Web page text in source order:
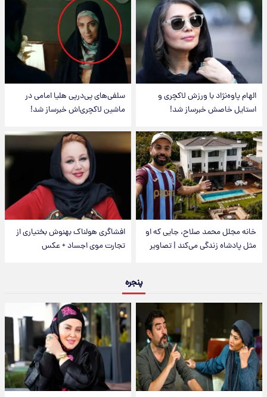
الهام پاوه‌نژاد با ورزش لاکچری و
استایل خاصش خبرساز شد!
سلفی‌های پی‌درپی هلیا امامی در
ماشین لاکچری‌اش خبرساز شد!
خانه مجلل محمد صلاح، جایی که او
مثل پادشاه زندگی می‌کند | تصاویر
افشاگری هولناک بهنوش بختیاری از
تجارت موی اجساد + عکس
پنجره